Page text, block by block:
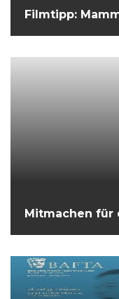
Filmtipp:
Mitmachen für